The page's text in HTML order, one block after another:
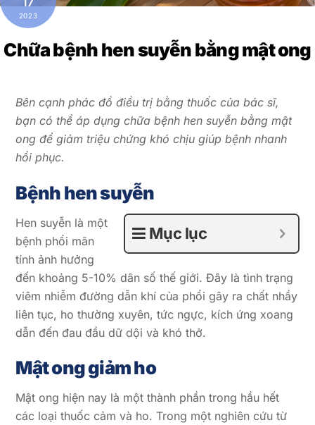
2023
Chữa bệnh hen suyễn bằng mật ong
Bên cạnh phác đồ điều trị bằng thuốc của bác sĩ,
bạn có thể áp dụng chữa bệnh hen suyễn bằng mật
ong để giảm triệu chứng khó chịu giúp bệnh nhanh
hồi phục.
Bệnh hen suyễn
Mục lục
Hen suyễn là một
bệnh phổi mãn
tính ảnh hưởng
đến khoảng 5-10% dân số thế giới. Đây là tình trạng
viêm nhiễm đường dẫn khí của phổi gây ra chất nhầy
liên tục, ho thường xuyên, tức ngực, kích ứng xoang
dẫn đến đau đầu dữ dội và khó thở.
Mật ong giảm ho
Mật ong hiện nay là một thành phần trong hầu hết
các loại thuốc cảm và ho. Trong một nghiên cứu từ